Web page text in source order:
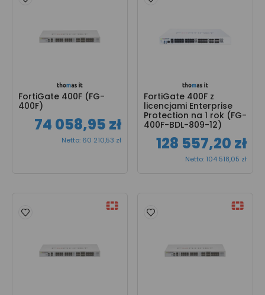
FortiGate 400F (FG-
400F)
74 058,95 zł
Netto: 60 210,53 zł
FortiGate 400F z
licencjami Enterprise
Protection na 1 rok (FG-
400F-BDL-809-12)
128 557,20 zł
Netto: 104 518,05 zł